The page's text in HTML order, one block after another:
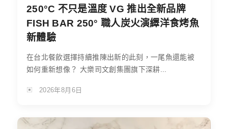
250°C 不只是溫度 VG 推出全新品牌
FISH BAR 250° 職人炭火演繹洋食烤魚
新體驗
在台北餐飲選擇持續推陳出新的此刻，一尾魚還能被
如何重新想像？ 大樂司文創集團旗下深耕...
2026年8月6日